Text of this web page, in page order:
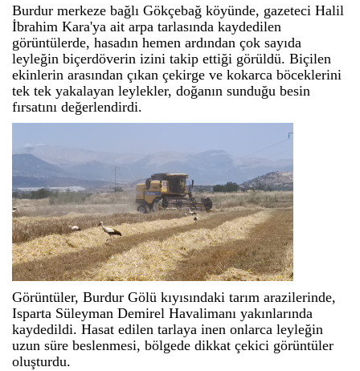
Burdur merkeze bağlı Gökçebağ köyünde, gazeteci Halil
İbrahim Kara'ya ait arpa tarlasında kaydedilen
görüntülerde, hasadın hemen ardından çok sayıda
leyleğin biçerdöverin izini takip ettiği görüldü. Biçilen
ekinlerin arasından çıkan çekirge ve kokarca böceklerini
tek tek yakalayan leylekler, doğanın sunduğu besin
fırsatını değerlendirdi.
Görüntüler, Burdur Gölü kıyısındaki tarım arazilerinde,
Isparta Süleyman Demirel Havalimanı yakınlarında
kaydedildi. Hasat edilen tarlaya inen onlarca leyleğin
uzun süre beslenmesi, bölgede dikkat çekici görüntüler
oluşturdu.